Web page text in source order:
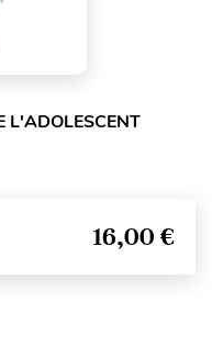
L'ADOLESCENT
16,00 €